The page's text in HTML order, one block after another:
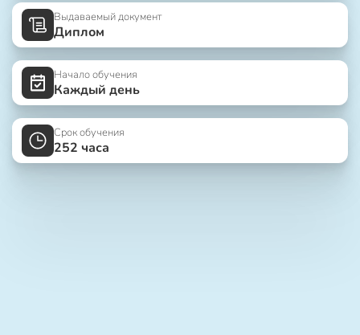
Выдаваемый документ
Диплом
Начало обучения
Каждый день
Срок обучения
252 часа